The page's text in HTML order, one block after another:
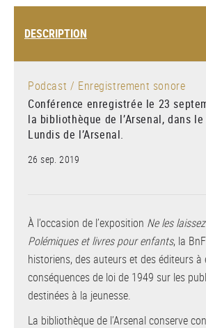
DESCRIPTION
Podcast / Enregistrement sonore
Conférence enregistrée le 23
la bibliothèque de l’Arsenal, dans
Lundis de l’Arsenal.
26 sep. 2019
À l’occasion de l’exposition Ne les
Polémiques et livres pour enfants, la
historiens, des auteurs et des éditeurs à
conséquences de loi de 1949 sur les
destinées à la jeunesse.
La bibliothèque de l’Arsenal conserve